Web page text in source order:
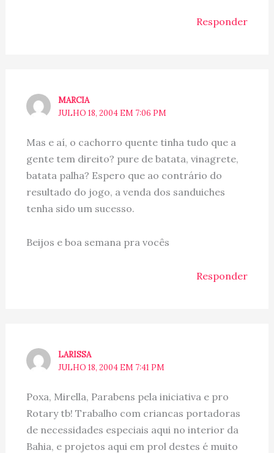
Responder
MARCIA
JULHO 18, 2004 EM 7:06 PM
Mas e aí, o cachorro quente tinha tudo que a
gente tem direito? pure de batata, vinagrete,
batata palha? Espero que ao contrário do
resultado do jogo, a venda dos sanduiches
tenha sido um sucesso.
Beijos e boa semana pra vocês
Responder
LARISSA
JULHO 18, 2004 EM 7:41 PM
Poxa, Mirella, Parabens pela iniciativa e pro
Rotary tb! Trabalho com criancas portadoras
de necessidades especiais aqui no interior da
Bahia, e projetos aqui em prol destes é muito